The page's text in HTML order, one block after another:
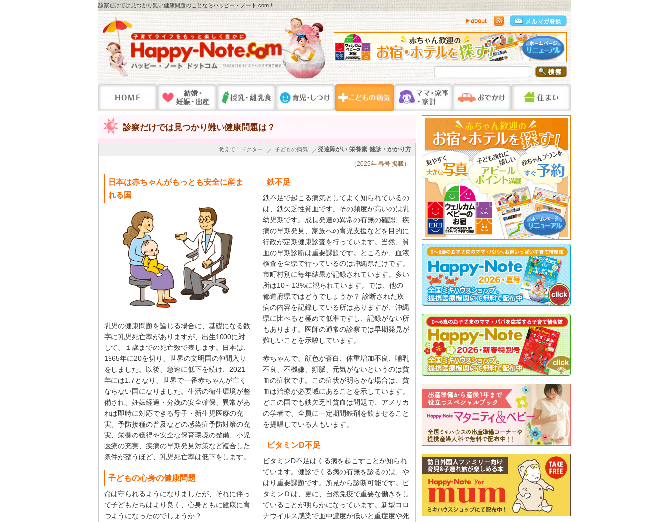
診察だけでは見つかり難い健康問題のことならハッピー・ノート.com！
診察だけでは見つかり難い健康問題は？
健診・かかり方
栄養素
発達障がい
子どもの病気
教えて！ドクター
（2025年 春号 掲載）
日本は赤ちゃんがもっとも安全に産ま
れる国
乳児の健康問題を論じる場合に、基礎になる数
字に乳児死亡率がありますが、出生1000に対
して、１歳までの死亡数で表します。日本は、
1965年に20を切り、世界の文明国の仲間入り
をしました。以後、急速に低下を続け、2021
年には1.7となり、世界で一番赤ちゃんが亡く
ならない国になりました。生活の衛生環境が整
備され、妊娠経過・分娩の安全確保、異常があ
れば即時に対応できる母子・新生児医療の充
実、予防接種の普及などの感染症予防対策の充
実、栄養の獲得や安全な保育環境の整備、小児
医療の充実、疾病の早期発見対策など複合した
条件が整うほど、乳児死亡率は低下をします。
子どもの心身の健康問題
命は守られるようになりましたが、それに伴っ
て子どもたちはより良く、心身ともに健康に育
つようになったのでしょうか？
鉄不足
鉄不足で起こる病気としてよく知られているの
は、鉄欠乏性貧血です。その頻度が高いのは乳
幼児期です。成長発達の異常の有無の確認、疾
病の早期発見、家族への育児支援などを目的に
行政が定期健康診査を行っています。当然、貧
血の早期診断は重要課題です。ところが、血液
検査を全県で行っているのは沖縄県だけです。
市町村別に毎年結果が記録されています。多い
所は10～13%に観られています。では、他の
都道府県ではどうでしょうか？ 診断された疾
病の内容を記録している所はありますが、沖縄
県に比べると極めて低率ですし、記録がない所
もあります。医師の通常の診察では早期発見が
難しいことを示唆しています。
赤ちゃんで、顔色が蒼白、体重増加不良、哺乳
不良、不機嫌、頻脈、元気がないというのは貧
血の症状です。この症状が明らかな場合は、貧
血は治療が必要域にあることを示しています。
どこの国でも鉄欠乏性貧血は問題で、アメリカ
の学者で、全員に一定期間鉄剤を飲ませること
を提唱している人もいます。
ビタミンD不足
ビタミンD不足はくる病を起こすことが知られ
ています。健診でくる病の有無を診るのは、や
はり重要課題です。所見から診断可能です。ビ
タミンＤは、更に、自然免疫で重要な働きをし
ていることが明らかになっています。新型コロ
ナウイルス感染で血中濃度が低いと重症度や死